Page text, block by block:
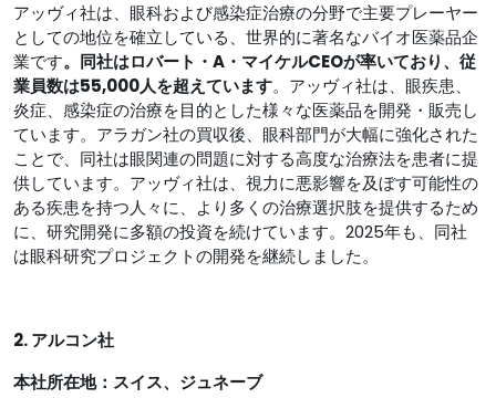
アッヴィ社は、眼科および感染症治療の分野で主要プレーヤー
としての地位を確立している、世界的に著名なバイオ医薬品企
業です。同社はロバート・A・マイケルCEOが率いており、従
業員数は55,000人を超えています。アッヴィ社は、眼疾患、
炎症、感染症の治療を目的とした様々な医薬品を開発・販売し
ています。アラガン社の買収後、眼科部門が大幅に強化された
ことで、同社は眼関連の問題に対する高度な治療法を患者に提
供しています。アッヴィ社は、視力に悪影響を及ぼす可能性の
ある疾患を持つ人々に、より多くの治療選択肢を提供するため
に、研究開発に多額の投資を続けています。2025年も、同社
は眼科研究プロジェクトの開発を継続しました。
2. アルコン社
本社所在地：スイス、ジュネーブ